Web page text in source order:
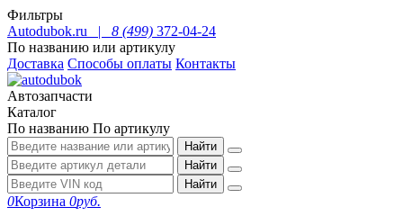
Фильтры
Autodubok.ru |
8 (499) 372-04-24
По названию или артикулу
Доставка Способы оплаты Контакты
Автозапчасти
Каталог
По названию По артикулу
Найти
Найти
Найти
0Корзина 0руб.